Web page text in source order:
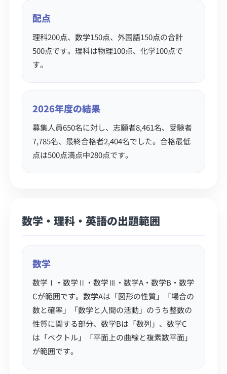
配点
理科200点、数学150点、外国語150点の合計
500点です。理科は物理100点、化学100点で
す。
2026年度の結果
募集人員650名に対し、志願者8,461名、受験者
7,785名、最終合格者2,404名でした。合格最低
点は500点満点中280点です。
数学・理科・英語の出題範囲
数学
数学Ⅰ・数学Ⅱ・数学Ⅲ・数学A・数学B・数学
Cが範囲です。数学Aは「図形の性質」「場合の
数と確率」「数学と人間の活動」のうち整数の
性質に関する部分、数学Bは「数列」、数学C
は「ベクトル」「平面上の曲線と複素数平面」
が範囲です。